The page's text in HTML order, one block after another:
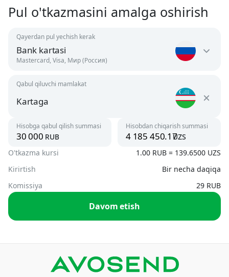
Pul o'tkazmasini amalga oshirish
Qayerdan pul yechish kerak
Bank kartasi
Mastercard, Visa, Мир (Россия)
O'zbekiston
UZS
Rossiya
RUB
Qabul qiluvchi mamlakat
Kartaga
Argentina
USD
BYN, USD
Kartaga
UZS
Telefon raqami orqali
Karta raqamiga o‘tkazma
Hisobga qabul qilish summasi
rub
Hisobdan chiqarish summasi
uzs
Davom etish
O'tkazma kursi
1.00 RUB = 139.6500 UZS
Kirirtish
Bir necha daqiqa
Komissiya
29 RUB